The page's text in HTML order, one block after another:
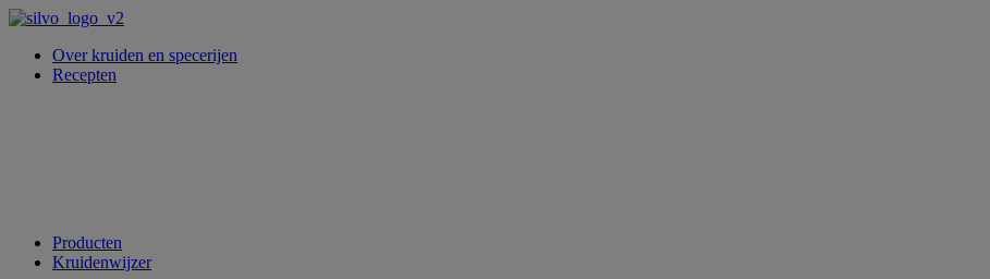
Over kruiden en specerijen
Recepten
Producten
Kruidenwijzer